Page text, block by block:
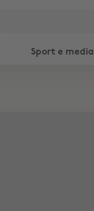
Sport e media